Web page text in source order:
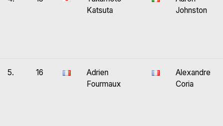
Katsuta
Johnston
5. 16
Adrien
Fourmaux
Alexandre
Coria